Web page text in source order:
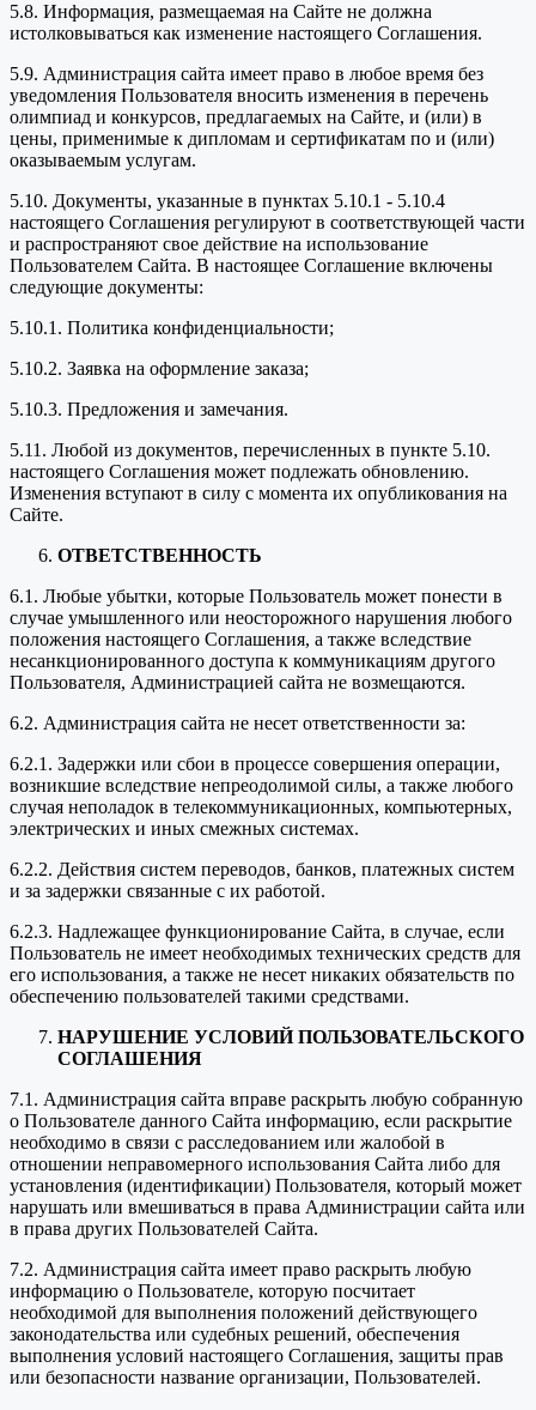
5.8. Информация, размещаемая на Сайте не должна
истолковываться как изменение настоящего Соглашения.
5.9. Администрация сайта имеет право в любое время без
уведомления Пользователя вносить изменения в перечень
олимпиад и конкурсов, предлагаемых на Сайте, и (или) в
цены, применимые к дипломам и сертификатам по и (или)
оказываемым услугам.
5.10. Документы, указанные в пунктах 5.10.1 - 5.10.4
настоящего Соглашения регулируют в соответствующей части
и распространяют свое действие на использование
Пользователем Сайта. В настоящее Соглашение включены
следующие документы:
5.10.1. Политика конфиденциальности;
5.10.2. Заявка на оформление заказа;
5.10.3. Предложения и замечания.
5.11. Любой из документов, перечисленных в пункте 5.10.
настоящего Соглашения может подлежать обновлению.
Изменения вступают в силу с момента их опубликования на
Сайте.
ОТВЕТСТВЕННОСТЬ
6.1. Любые убытки, которые Пользователь может понести в
случае умышленного или неосторожного нарушения любого
положения настоящего Соглашения, а также вследствие
несанкционированного доступа к коммуникациям другого
Пользователя, Администрацией сайта не возмещаются.
6.2. Администрация сайта не несет ответственности за:
6.2.1. Задержки или сбои в процессе совершения операции,
возникшие вследствие непреодолимой силы, а также любого
случая неполадок в телекоммуникационных, компьютерных,
электрических и иных смежных системах.
6.2.2. Действия систем переводов, банков, платежных систем
и за задержки связанные с их работой.
6.2.3. Надлежащее функционирование Сайта, в случае, если
Пользователь не имеет необходимых технических средств для
его использования, а также не несет никаких обязательств по
обеспечению пользователей такими средствами.
НАРУШЕНИЕ УСЛОВИЙ ПОЛЬЗОВАТЕЛЬСКОГО
СОГЛАШЕНИЯ
7.1. Администрация сайта вправе раскрыть любую собранную
о Пользователе данного Сайта информацию, если раскрытие
необходимо в связи с расследованием или жалобой в
отношении неправомерного использования Сайта либо для
установления (идентификации) Пользователя, который может
нарушать или вмешиваться в права Администрации сайта или
в права других Пользователей Сайта.
7.2. Администрация сайта имеет право раскрыть любую
информацию о Пользователе, которую посчитает
необходимой для выполнения положений действующего
законодательства или судебных решений, обеспечения
выполнения условий настоящего Соглашения, защиты прав
или безопасности название организации, Пользователей.